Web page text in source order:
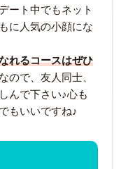
ート中でもネット
に人気の小顔にな
れるコースはぜひ
ので、友人同士、
んで下さい♪心も
もいいですね♪